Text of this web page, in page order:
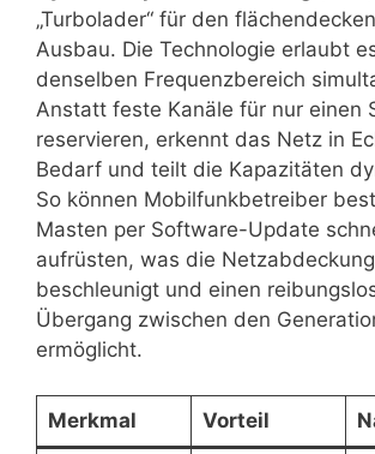
„Turbolader“ für den
Ausbau. Die Technologie erlaubt
denselben Frequenzbereich
Anstatt feste Kanäle für nur einen
reservieren, erkennt das Netz in
Bedarf und teilt die Kapazitäten
So können Mobilfunkbetreiber
Masten per Software-Update
aufrüsten, was die
beschleunigt und einen
Übergang zwischen den
ermöglicht.
Merkmal Vorteil